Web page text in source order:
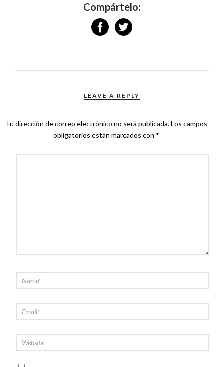
Compártelo:
LEAVE A REPLY
Tu dirección de correo electrónico no será publicada.Los campos
obligatorios están marcados con *